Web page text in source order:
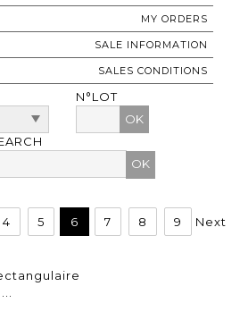
MY ORDERS
SALE INFORMATION
SALES CONDITIONS
N°LOT
OK
4 5 6 7 8 9 Next